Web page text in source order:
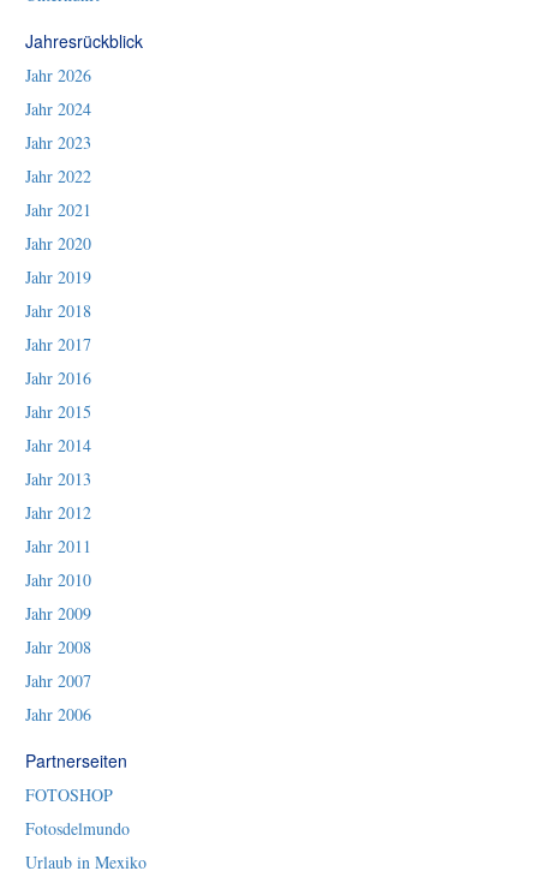
Jahresrückblick
Jahr 2026
Jahr 2024
Jahr 2023
Jahr 2022
Jahr 2021
Jahr 2020
Jahr 2019
Jahr 2018
Jahr 2017
Jahr 2016
Jahr 2015
Jahr 2014
Jahr 2013
Jahr 2012
Jahr 2011
Jahr 2010
Jahr 2009
Jahr 2008
Jahr 2007
Jahr 2006
Partnerseiten
FOTOSHOP
Fotosdelmundo
Urlaub in Mexiko